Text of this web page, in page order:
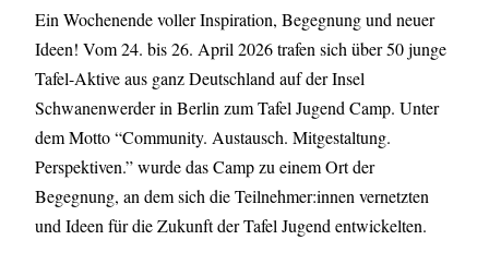
Ein Wochenende voller Inspiration, Begegnung und neuer
Ideen! Vom 24. bis 26. April 2026 trafen sich über 50 junge
Tafel-Aktive aus ganz Deutschland auf der Insel
Schwanenwerder in Berlin zum Tafel Jugend Camp. Unter
dem Motto “Community. Austausch. Mitgestaltung.
Perspektiven.” wurde das Camp zu einem Ort der
Begegnung, an dem sich die Teilnehmer:innen vernetzten
und Ideen für die Zukunft der Tafel Jugend entwickelten.